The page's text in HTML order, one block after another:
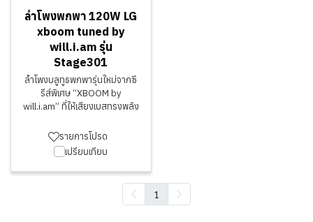
ลำโพงพกพา 120W LG
xboom tuned by
will.i.am รุ่น
Stage301
ลำโพงบลูทูธพกพารุ่นใหม่จากซี
รีส์พิเศษ “XBOOM by
will.i.am” ที่ให้เสียงเบสทรงพลัง
รายการโปรด
เปรียบเทียบ
1